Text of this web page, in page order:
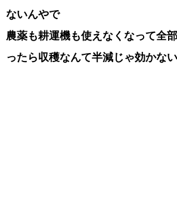
ないんやで
農薬も耕運機も使えなくなって全
ったら収穫なんて半減じゃ効かない